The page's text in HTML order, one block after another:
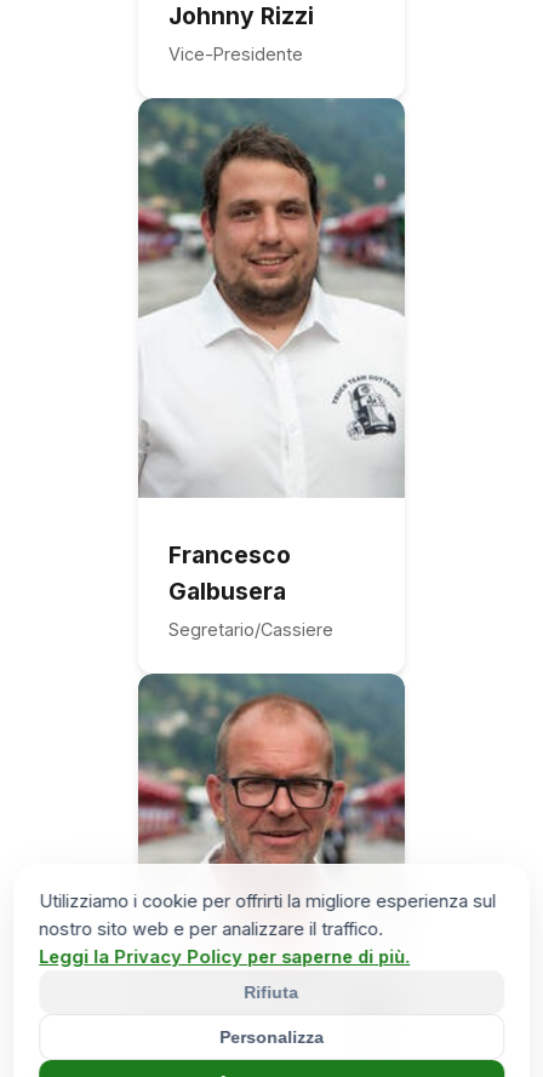
Johnny Rizzi
Vice-Presidente
Francesco
Galbusera
Segretario/Cassiere
Utilizziamo i cookie per offrirti la migliore esperienza sul
nostro sito web e per analizzare il traffico.
Leggi la Privacy Policy per saperne di più.
Rifiuta
Personalizza